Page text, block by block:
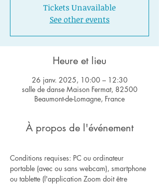
Tickets Unavailable
See other events
Heure et lieu
26 janv. 2025, 10:00 – 12:30
salle de danse Maison Fermat, 82500
Beaumont-de-Lomagne, France
À propos de l'événement
Conditions requises: PC ou ordinateur
portable (avec ou sans webcam), smartphone
ou tablette (l'application Zoom doit être